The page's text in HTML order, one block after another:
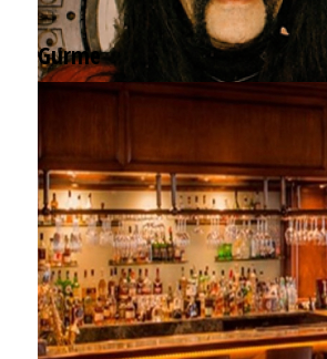
Gurme
EĞLENCE HAYATINA YENİ SOLUK: Gabbro Dream Theatre